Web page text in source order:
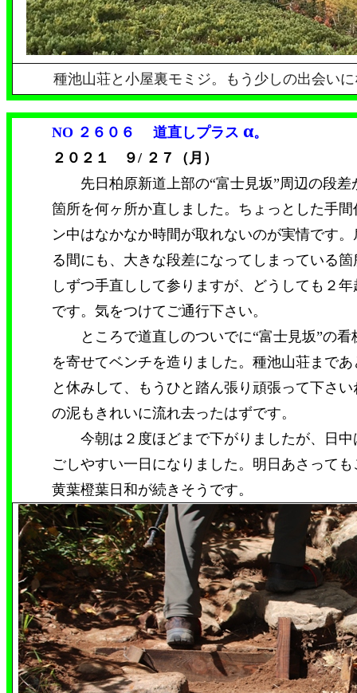
種池山荘と小屋裏モミジ。もう少しの出会い
NO ２６０６ 道直しプラス α。
２０２１ ９/ ２７（月）
先日柏原新道上部の“富士見坂”周辺の段差
箇所を何ヶ所か直しました。ちょっとした手
ン中はなかなか時間が取れないのが実情です
る間にも、大きな段差になってしまっている
しずつ手直しして参りますが、どうしても２
です。気をつけてご通行下さい。
ところで道直しのついでに“富士見坂”の看
を寄せてベンチを造りました。種池山荘まで
と休みして、もうひと踏ん張り頑張って下さ
の泥もきれいに流れ去ったはずです。
今朝は２度ほどまで下がりましたが、日中
ごしやすい一日になりました。明日あさって
黄葉橙葉日和が続きそうです。